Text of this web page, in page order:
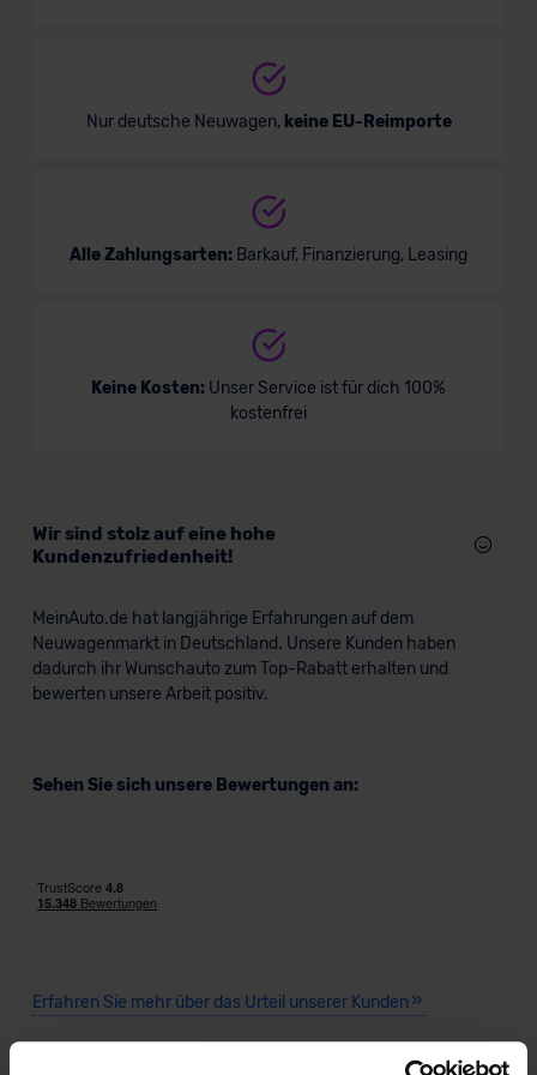
Skoda Kodiaq Sportline
Nur deutsche Neuwagen, keine EU-Reimporte
Alle Zahlungsarten: Barkauf, Finanzierung, Leasing
Keine Kosten: Unser Service ist für dich 100%
kostenfrei
Wir sind stolz auf eine hohe
Kundenzufriedenheit!
MeinAuto.de hat langjährige Erfahrungen auf dem
Neuwagenmarkt in Deutschland. Unsere Kunden haben
dadurch ihr Wunschauto zum Top-Rabatt erhalten und
bewerten unsere Arbeit positiv.
Sehen Sie sich unsere Bewertungen an:
Erfahren Sie mehr über das Urteil unserer Kunden
Trotz des geringen Listenpreises und unserer hohen Rabatten